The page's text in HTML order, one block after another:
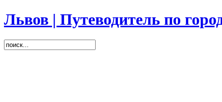
Львов | Путеводитель по